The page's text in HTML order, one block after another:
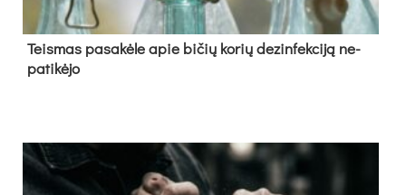
Teis­mas pa­sa­kė­le apie bi­čių ko­rių de­zin­fek­ci­ją ne­
pa­ti­kė­jo